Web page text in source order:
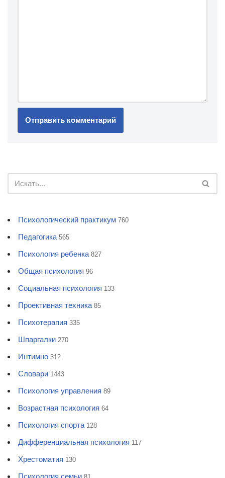
Психологический практикум 760
Педагогика 565
Психология ребенка 827
Общая психология 96
Социальная психология 133
Проективная техника 85
Психотерапия 335
Шпаргалки 270
Интимно 312
Словари 1443
Психология управления 89
Возрастная психология 64
Психология спорта 128
Дифференциальная психология 117
Хрестоматия 130